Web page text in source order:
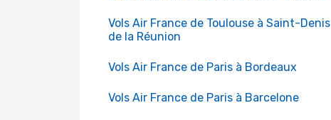
Vols Air France de Toulouse à Saint-Denis
de la Réunion
Vols Air France de Paris à Bordeaux
Vols Air France de Paris à Barcelone